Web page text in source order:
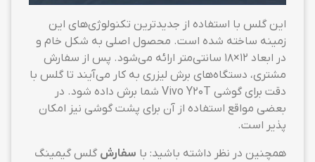
این گلس با استفاده از جدیدترین تکنولوژی‌های این
زمینه ساخته شده است. محصول اصلی به شکل خام و
در ابعاد ۱۲×۱۸ سانتی‌متر ارائه می‌شود. پس از سفارش
مشتری، دستگاه‌های برش لیزری به کار می‌آیند تا گلس با
دقت برای گوشی Vivo Y20T شما برش داده شود. در
بعضی مواقع استفاده از آن برای پشت گوشی نیز امکان
پذیر است.
همچنین در نظر داشته باشید: با سفارش گلس گیمینگ